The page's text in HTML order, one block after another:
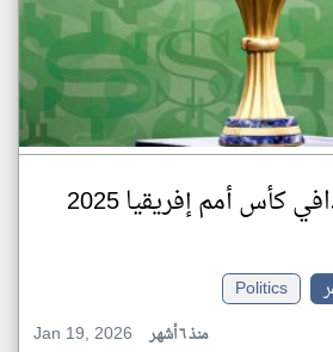
كأس أمم إفريقيا 2025
Politics
Jan 19, 2026
منذ ٦ أشهر